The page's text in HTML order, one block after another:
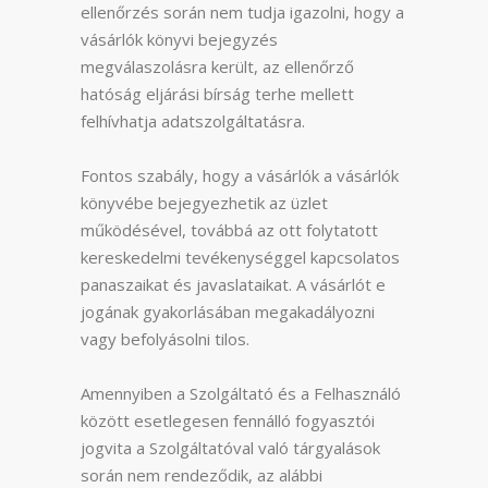
ellenőrzés során nem tudja igazolni, hogy a
vásárlók könyvi bejegyzés
megválaszolásra került, az ellenőrző
hatóság eljárási bírság terhe mellett
felhívhatja adatszolgáltatásra.
Fontos szabály, hogy a vásárlók a vásárlók
könyvébe bejegyezhetik az üzlet
működésével, továbbá az ott folytatott
kereskedelmi tevékenységgel kapcsolatos
panaszaikat és javaslataikat. A vásárlót e
jogának gyakorlásában megakadályozni
vagy befolyásolni tilos.
Amennyiben a Szolgáltató és a Felhasználó
között esetlegesen fennálló fogyasztói
jogvita a Szolgáltatóval való tárgyalások
során nem rendeződik, az alábbi